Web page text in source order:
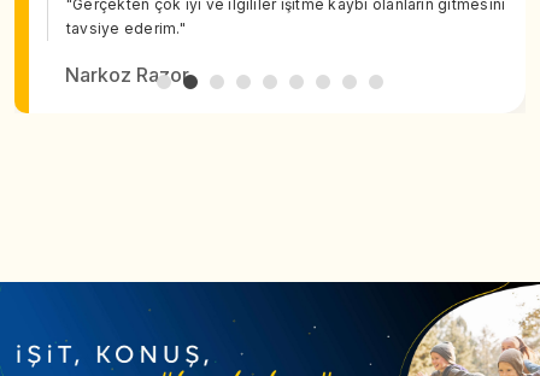
"Gerçekten çok iyi ve ilgililer işitme kaybı olanların gitmesini
tavsiye ederim."
Narkoz Razor